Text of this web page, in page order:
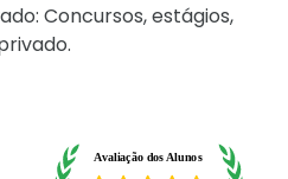
Concursos, estágios,